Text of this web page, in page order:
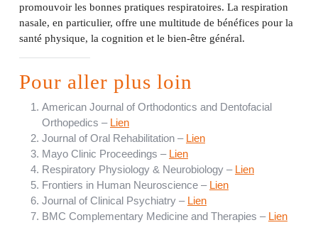
promouvoir les bonnes pratiques respiratoires. La respiration
nasale, en particulier, offre une multitude de bénéfices pour la
santé physique, la cognition et le bien-être général.
Pour aller plus loin
American Journal of Orthodontics and Dentofacial
Orthopedics – Lien
Journal of Oral Rehabilitation – Lien
Mayo Clinic Proceedings – Lien
Respiratory Physiology & Neurobiology – Lien
Frontiers in Human Neuroscience – Lien
Journal of Clinical Psychiatry – Lien
BMC Complementary Medicine and Therapies – Lien